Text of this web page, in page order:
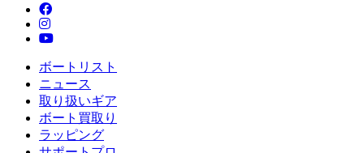
ボートリスト
ニュース
取り扱いギア
ボート買取り
ラッピング